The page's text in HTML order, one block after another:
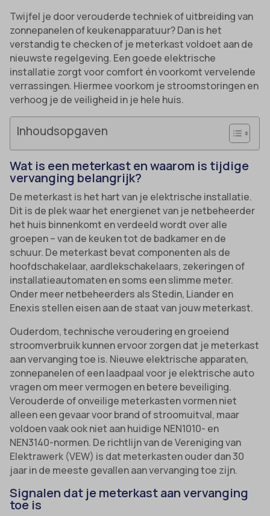
Twijfel je door verouderde techniek of uitbreiding van
zonnepanelen of keukenapparatuur? Dan is het
verstandig te checken of je meterkast voldoet aan de
nieuwste regelgeving. Een goede elektrische
installatie zorgt voor comfort én voorkomt vervelende
verrassingen. Hiermee voorkom je stroomstoringen en
verhoog je de veiligheid in je hele huis.
Inhoudsopgaven
Wat is een meterkast en waarom is tijdige
vervanging belangrijk?
De meterkast is het hart van je elektrische installatie.
Dit is de plek waar het energienet van je netbeheerder
het huis binnenkomt en verdeeld wordt over alle
groepen – van de keuken tot de badkamer en de
schuur. De meterkast bevat componenten als de
hoofdschakelaar, aardlekschakelaars, zekeringen of
installatieautomaten en soms een slimme meter.
Onder meer netbeheerders als Stedin, Liander en
Enexis stellen eisen aan de staat van jouw meterkast.
Ouderdom, technische veroudering en groeiend
stroomverbruik kunnen ervoor zorgen dat je meterkast
aan vervanging toe is. Nieuwe elektrische apparaten,
zonnepanelen of een laadpaal voor je elektrische auto
vragen om meer vermogen en betere beveiliging.
Verouderde of onveilige meterkasten vormen niet
alleen een gevaar voor brand of stroomuitval, maar
voldoen vaak ook niet aan huidige NEN1010- en
NEN3140-normen. De richtlijn van de Vereniging van
Elektrawerk (VEW) is dat meterkasten ouder dan 30
jaar in de meeste gevallen aan vervanging toe zijn.
Signalen dat je meterkast aan vervanging
toe is